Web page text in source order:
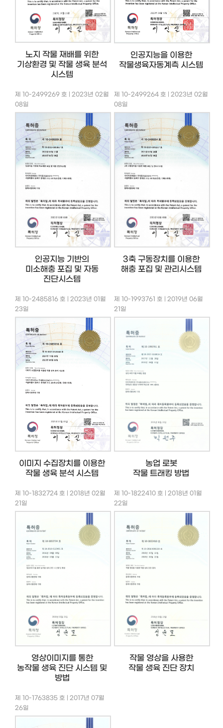
노지 작물 재배를 위한
기상환경 및 작물 생육 분석
시스템
인공지능을 이용한
작물생육자동계측 시스템
제 10-2499269 호 | 2023년 02월
08일
인공지능 기반의
미소해충 포집 및 자동
진단시스템
제 10-2499264 호 | 2023년 02월
08일
3축 구동장치를 이용한
해충 포집 및 관리시스템
제 10-2485816 호 | 2023년 01월
23일
이미지 수집장치를 이용한
작물 생육 분석 시스템
제 10-1993761 호 | 2019년 06월
21일
농업 로봇
작물 트래킹 방법
제 10-1832724 호 | 2018년 02월
21일
영상이미지를 통한
농작물 생육 진단 시스템 및
방법
제 10-1822410 호 | 2018년 01월
22일
작물 영상을 사용한
작물 생육 진단 장치
제 10-1763835 호 | 2017년 07월
26일